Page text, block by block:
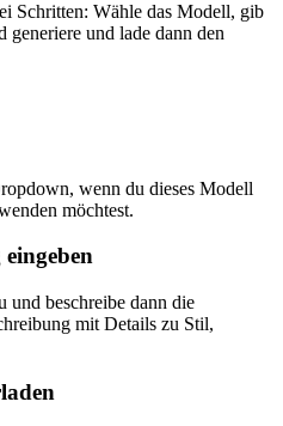
Schritten: Wähle das Modell, gib
und lade dann den
wenn du dieses Modell
möchtest.
beschreibe dann die
mit Details zu Stil,